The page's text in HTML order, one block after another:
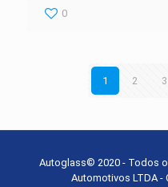
0
1 2 3
Autoglass© 2020 - Todos
Automotivos LTDA -